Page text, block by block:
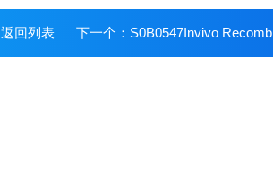
返回列表 下一个： S0B0547Invivo Recombinant anti-